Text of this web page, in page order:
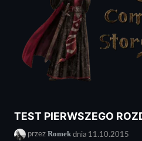
TEST PIERWSZEGO
przez Romek dnia 11.10.2015